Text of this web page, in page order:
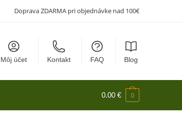
Doprava ZDARMA pri objednávke nad 100€
Môj účet Kontakt FAQ Blog
0.00 € 0